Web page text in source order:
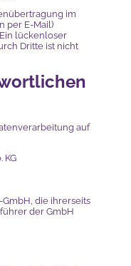
im
per E-Mail)
lückenloser
Dritte ist nicht
auf
KG
die ihrerseits
der GmbH